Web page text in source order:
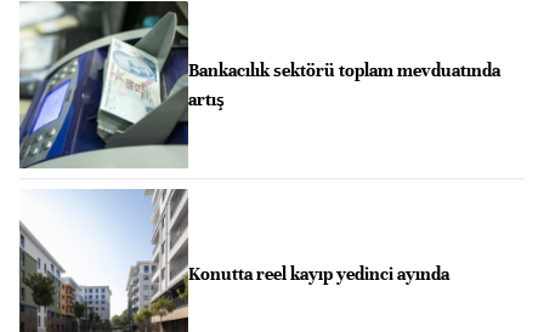
Bankacılık sektörü toplam mevduatında
artış
Konutta reel kayıp yedinci ayında